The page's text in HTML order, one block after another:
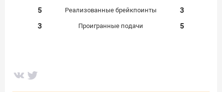
5
Реализованные брейкпоинты
3
3
Проигранные подачи 5